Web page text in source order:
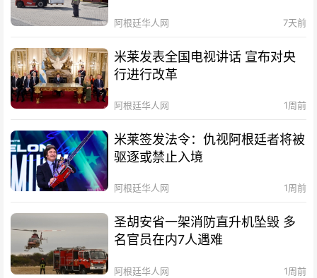
阿根廷华人网 7天前
米莱发表全国电视讲话 宣布对央
行进行改革
阿根廷华人网 1周前
米莱签发法令：仇视阿根廷者将被
驱逐或禁止入境
阿根廷华人网 1周前
圣胡安省一架消防直升机坠毁 多
名官员在内7人遇难
阿根廷华人网 1周前